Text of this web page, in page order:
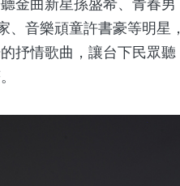
金曲新星孫盛希、青春男
音樂頑童許書豪等明星，
抒情歌曲，讓台下民眾聽